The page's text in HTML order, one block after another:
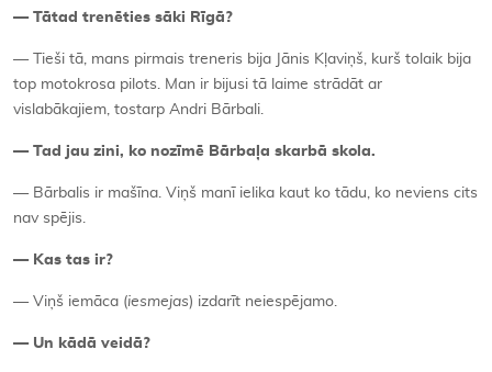
— Tātad trenēties sāki Rīgā?
— Tieši tā, mans pirmais treneris bija Jānis Kļaviņš, kurš tolaik bija
top motokrosa pilots. Man ir bijusi tā laime strādāt ar
vislabākajiem, tostarp Andri Bārbali.
— Tad jau zini, ko nozīmē Bārbaļa skarbā skola.
— Bārbalis ir mašīna. Viņš manī ielika kaut ko tādu, ko neviens cits
nav spējis.
— Kas tas ir?
— Viņš iemāca (iesmejas) izdarīt neiespējamo.
— Un kādā veidā?